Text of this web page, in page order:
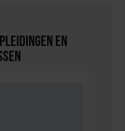
en